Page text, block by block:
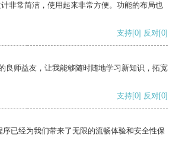
非常简洁，使用起来非常方便。功能的布局也
支持[0] 反对[0]
良师益友，让我能够随时随地学习新知识，拓宽
支持[0] 反对[0]
已经为我们带来了无限的流畅体验和安全性保